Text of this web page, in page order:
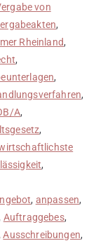
von
,
Rheinland,
,
,
,
A,
,
,
, anpassen,
Auftraggebes,
Ausschreibungen,